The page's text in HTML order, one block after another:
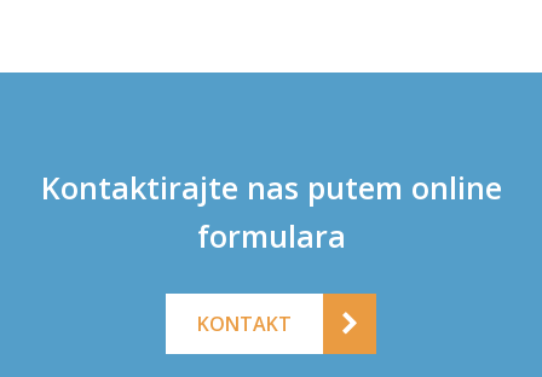
Kontaktirajte nas putem online
formulara
KONTAKT